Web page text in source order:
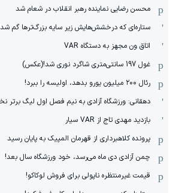
محسن رضایی نماینده رهبر انقلاب در شعام شد
ستاره‌ای که درخشش‌هایش زیر سایه بزرگ‌ترها گم
اتاق ون مجهز به دستگاه VAR
غول 197 سانتی‌متری شاگرد نوری شد!(عکس)
رئال ۲۰۰ میلیون یورو بدهد، اولیسه را ببرد!
دهقانی: ورزشگاه آزادی به نیم فصل اول لیگ برتر
بازدید مهدی تاج از VAR سیار
پرونده کلاهبرداری از قهرمان المپیک به پایان رسید
چمن آزادی دی ماه می‌رسد، خود ورزشگاه سال بعد!
قیمت غیرمنتظره ناپولی برای فروش لوکاکو!